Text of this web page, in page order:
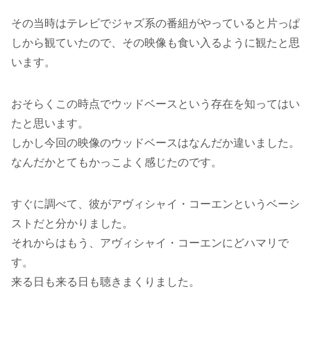
その当時はテレビでジャズ系の番組がやっていると片っぱ
しから観ていたので、その映像も食い入るように観たと思
います。
おそらくこの時点でウッドベースという存在を知ってはい
たと思います。
しかし今回の映像のウッドベースはなんだか違いました。
なんだかとてもかっこよく感じたのです。
すぐに調べて、彼がアヴィシャイ・コーエンというベーシ
ストだと分かりました。
それからはもう、アヴィシャイ・コーエンにどハマリで
す。
来る日も来る日も聴きまくりました。